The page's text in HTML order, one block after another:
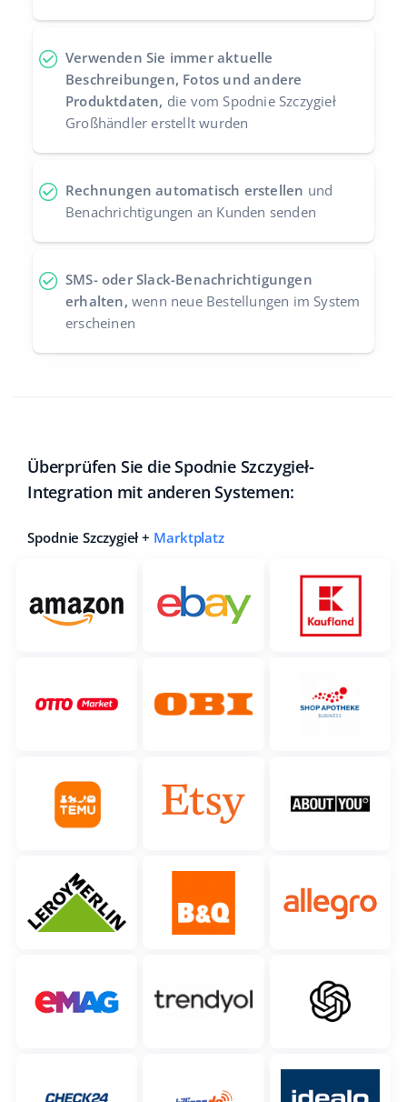
Verwenden Sie immer aktuelle
Beschreibungen, Fotos und andere
Produktdaten, die vom Spodnie Szczygieł
Großhändler erstellt wurden
Rechnungen automatisch erstellen und
Benachrichtigungen an Kunden senden
SMS- oder Slack-Benachrichtigungen
erhalten, wenn neue Bestellungen im System
erscheinen
Überprüfen Sie die Spodnie Szczygieł-
Integration mit anderen Systemen:
Spodnie Szczygieł + Marktplatz